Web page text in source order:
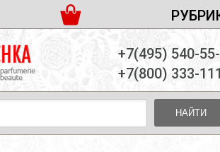
ДОСТАВКА И ОПЛАТА
ПАРТНЕРСТВО
КОНТАКТЫ
ПАРФЮМЕРИЯ
ПАРФЮМЕРИЯ
ПАРФЮМЕРИЯ
ЖЕНСКИЕ НАБОРЫ
+7(495) 540-
+7(800) 333-
НАЙТИ